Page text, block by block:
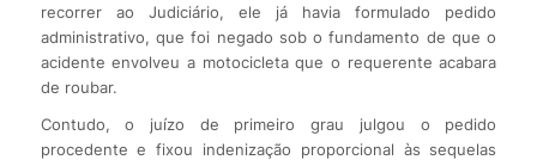
recorrer ao Judiciário, ele já havia formulado pedido
administrativo, que foi negado sob o fundamento de que o
acidente envolveu a motocicleta que o requerente acabara
de roubar.
Contudo, o juízo de primeiro grau julgou o pedido
procedente e fixou indenização proporcional às sequelas